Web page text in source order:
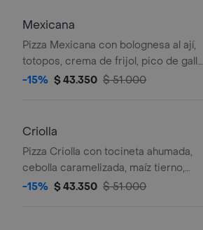
Mexicana
Pizza Mexicana con bolognesa al ají,
totopos, crema de frijol, pico de gallo,
guacamole y jalapeños. Tamaño a
-15% $ 43.350 $ 51.000
Criolla
Pizza Criolla con tocineta ahumada,
cebolla caramelizada, maíz tierno,
pimientos y cebolla morada. Tamaño a
-15% $ 43.350 $ 51.000